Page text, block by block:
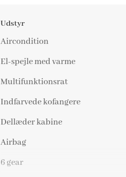
Udstyr
Aircondition
El-spejle med varme
Multifunktionsrat
Indfarvede kofangere
Dellæder kabine
Airbag
6 gear